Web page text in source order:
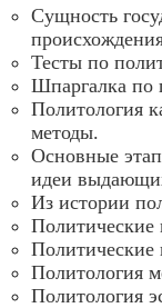
Сущность
Тесты по
Шпаргалка по
Политология
методы.
Основные
идеи
Из истории
Политические
Политология
Политология